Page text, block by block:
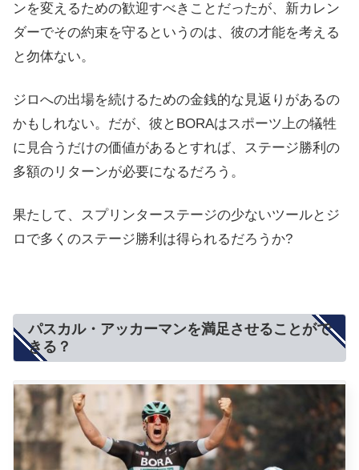
ンを変えるための歓迎すべきことだったが、新カレン
ダーでその約束を守るというのは、彼の才能を考える
と勿体ない。
ジロへの出場を続けるための金銭的な見返りがあるの
かもしれない。だが、彼とBORAはスポーツ上の犠牲
に見合うだけの価値があるとすれば、ステージ勝利の
多額のリターンが必要になるだろう。
果たして、スプリンターステージの少ないツールとジ
ロで多くのステージ勝利は得られるだろうか?
パスカル・アッカーマンを満足させることがで
きる？